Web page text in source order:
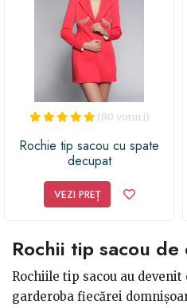
(80 voturi)
Rochie tip sacou cu spate
decupat
VEZI PREȚ
Rochii tip sacou
Rochiile tip sacou au
garderoba fiecărei